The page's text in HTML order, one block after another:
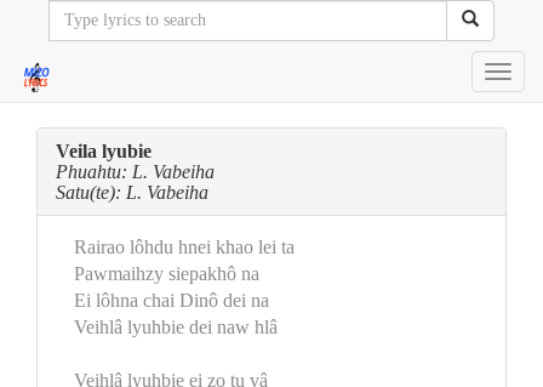
Veila lyubie
Phuahtu: L. Vabeiha
Satu(te): L. Vabeiha
Rairao lôhdu hnei khao lei ta
Pawmaihzy siepakhô na
Ei lôhna chai Dinô dei na
Veihlâ lyuhbie dei naw hlâ
Veihlâ lyuhbie ei zo tu vâ